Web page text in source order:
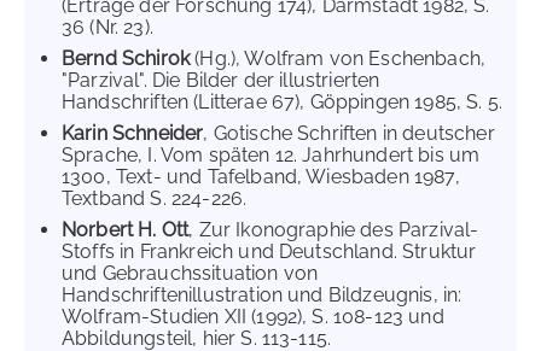
(Erträge der Forschung 174), Darmstadt 1982, S.
36 (Nr. 23).
Bernd Schirok(Hg.), Wolfram von Eschenbach,
"Parzival". Die Bilder der illustrierten
Handschriften (Litterae 67), Göppingen 1985, S. 5.
Karin Schneider, Gotische Schriften in deutscher
Sprache, I. Vom späten 12. Jahrhundert bis um
1300, Text- und Tafelband, Wiesbaden 1987,
Textband S. 224-226.
Norbert H. Ott, Zur Ikonographie des Parzival-
Stoffs in Frankreich und Deutschland. Struktur
und Gebrauchssituation von
Handschriftenillustration und Bildzeugnis, in:
Wolfram-Studien XII (1992), S. 108-123 und
Abbildungsteil, hier S. 113-115.